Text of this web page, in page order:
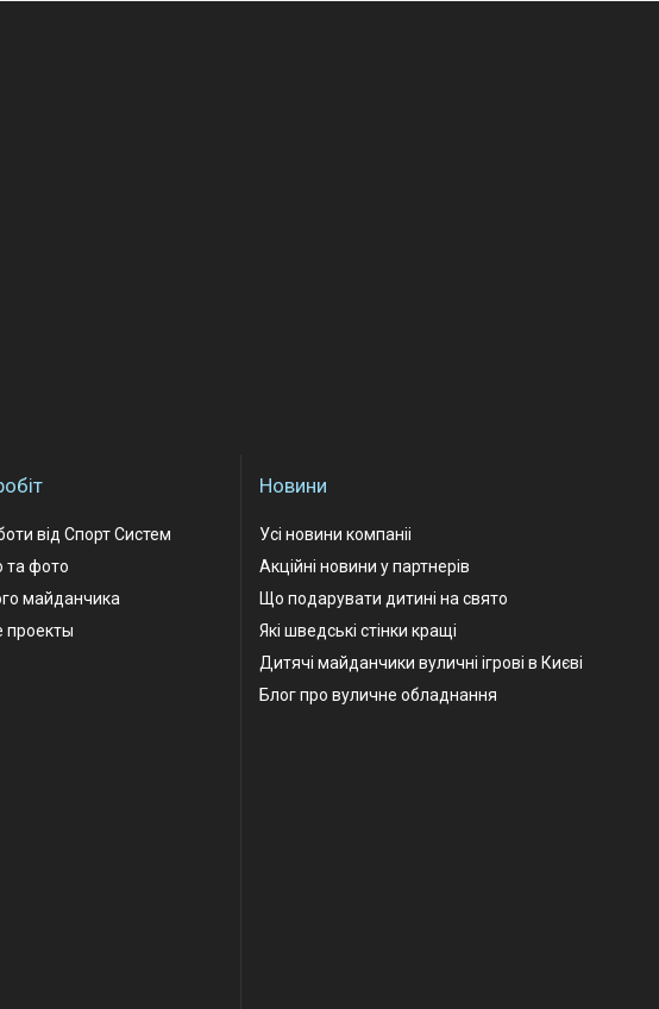
від Спорт Систем
та фото
майданчика
проекты
Новини
Усі новини компаніі
Акційні новини у партнерів
Що подарувати дитині на свято
Які шведські стінки кращі
Дитячі майданчики вуличні ігрові в Києві
Блог про вуличне обладнання